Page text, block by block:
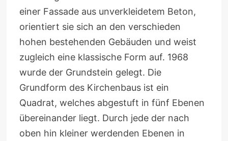
einer Fassade aus unverkleidetem Beton,
orientiert sie sich an den verschieden
hohen bestehenden Gebäuden und weist
zugleich eine klassische Form auf. 1968
wurde der Grundstein gelegt. Die
Grundform des Kirchenbaus ist ein
Quadrat, welches abgestuft in fünf Ebenen
übereinander liegt. Durch jede der nach
oben hin kleiner werdenden Ebenen in